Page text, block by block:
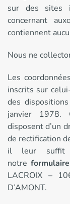
sur des sites
concernant
contiennent
Nous ne
Les
inscrits sur
des
janvier 1978.
disposent d’un
de rectification
il leur suffit
notre
LACROIX –
D’AMONT.